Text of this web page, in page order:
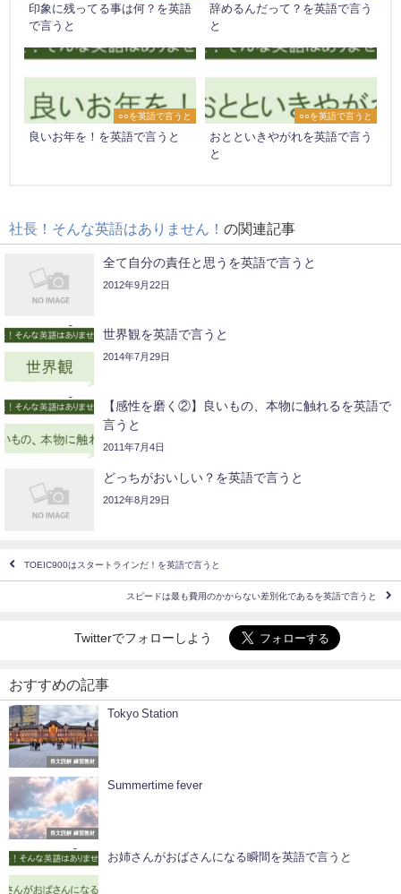
印象に残ってる事は何？を英語
で言うと
辞めるんだって？を英語で言う
と
○○を英語で言うと
良いお年を！を英語で言うと
○○を英語で言うと
おとといきやがれを英語で言う
と
社長！そんな英語はありません！ の関連記事
全て自分の責任と思うを英語で言うと
2012年9月22日
世界観を英語で言うと
2014年7月29日
【感性を磨く②】良いもの、本物に触れるを英語で
言うと
2011年7月4日
どっちがおいしい？を英語で言うと
2012年8月29日
TOEIC900はスタートラインだ！を英語で言うと
スピードは最も費用のかからない差別化であるを英語で言うと
Twitterでフォローしよう
おすすめの記事
長文読解 練習教材
Tokyo Station
長文読解 練習教材
Summertime fever
お姉さんがおばさんになる瞬間を英語で言うと